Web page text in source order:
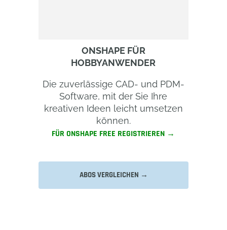
ONSHAPE FÜR
HOBBYANWENDER
Die zuverlässige CAD- und PDM-
Software, mit der Sie Ihre
kreativen Ideen leicht umsetzen
können.
FÜR ONSHAPE FREE REGISTRIEREN →
ABOS VERGLEICHEN →